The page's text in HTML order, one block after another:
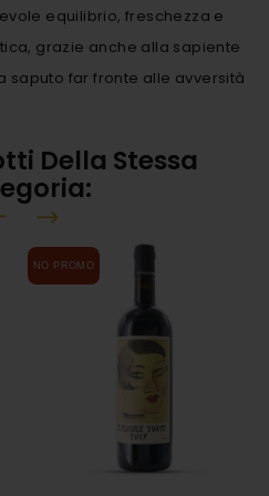
equilibrio, freschezza e
grazie anche alla sapiente
saputo far fronte alle avversità
Della Stessa
NO PROMO